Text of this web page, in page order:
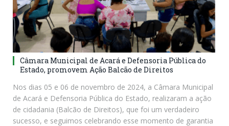
Câmara Municipal de Acará e Defensoria Pública do
Estado, promovem Ação Balcão de Direitos
Nos dias 05 e 06 de novembro de 2024, a Câmara Municipal
de Acará e Defensoria Pública do Estado, realizaram a ação
de cidadania (Balcão de Direitos), que foi um verdadeiro
sucesso, e seguimos celebrando esse momento de garantia